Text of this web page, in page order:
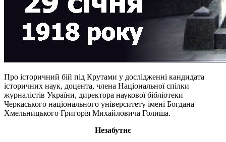
Про історичний бій під Крутами у дослідженні кандидата
історичних наук, доцента, члена Національної спілки
журналістів України, директора наукової бібліотеки
Черкаського національного університету імені Богдана
Хмельницького Григорія Михайловича Голиша.
Незабутнє